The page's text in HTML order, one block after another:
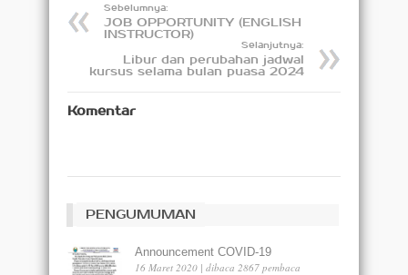
Sebelumnya:
JOB OPPORTUNITY (ENGLISH
INSTRUCTOR)
Selanjutnya:
Libur dan perubahan jadwal
kursus selama bulan puasa 2024
Komentar
PENGUMUMAN
Announcement COVID-19
16 Maret 2020 | dibaca 2867 pembaca